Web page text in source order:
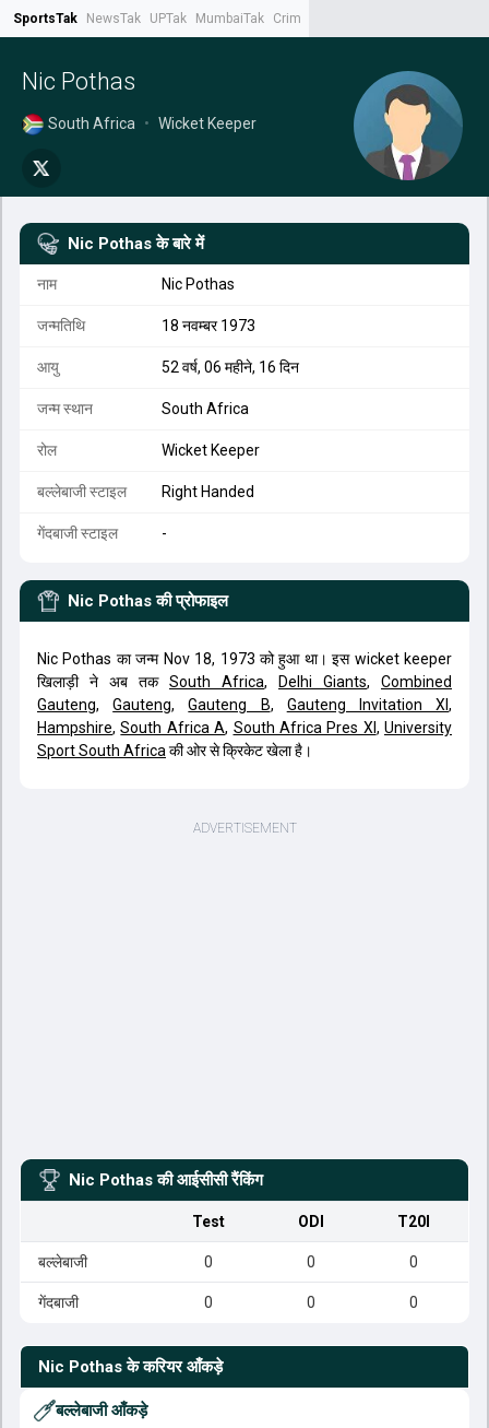
SportsTak NewsTak UPTak MumbaiTak CrimeTak
Nic Pothas
South Africa • Wicket Keeper
Nic Pothas के बारे में
नाम Nic Pothas
जन्मतिथि 18 नवम्बर 1973
आयु 52 वर्ष, 06 महीने, 16 दिन
जन्म स्थान South Africa
रोल Wicket Keeper
बल्लेबाजी स्टाइल Right Handed
गेंदबाजी स्टाइल -
Nic Pothas की प्रोफाइल
Nic Pothas का जन्म Nov 18, 1973 को हुआ था। इस wicket keeper
खिलाड़ी ने अब तक South Africa, Delhi Giants, Combined
Gauteng,Gauteng,Gauteng B, Gauteng Invitation XI,
Hampshire,South Africa A, South Africa Pres XI , University
Sport South Africa की ओर से क्रिकेट खेला है।
Nic Pothas की आईसीसी रैंकिंग
Test ODI T20I
बल्लेबाजी 0 0 0
गेंदबाजी 0 0 0
Nic Pothas के करियर आँकड़े
बल्लेबाजी आँकड़े